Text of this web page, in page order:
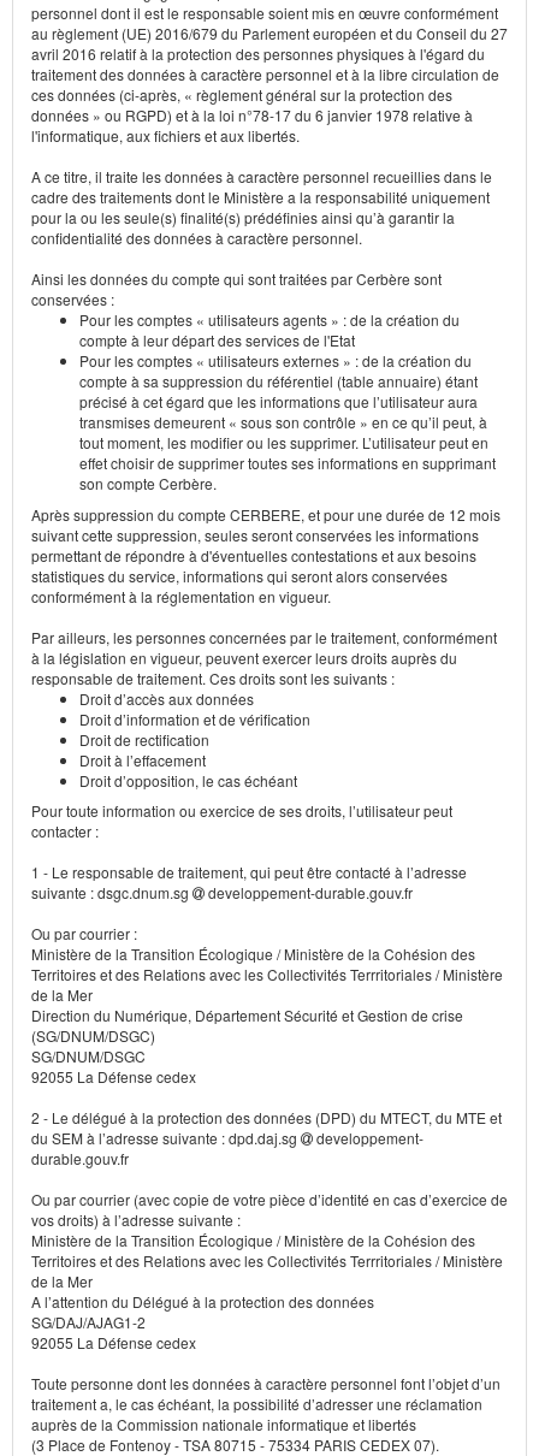
personnel dont il est le responsable soient mis en œuvre conformément
au règlement (UE) 2016/679 du Parlement européen et du Conseil du 27
avril 2016 relatif à la protection des personnes physiques à l'égard du
traitement des données à caractère personnel et à la libre circulation de
ces données (ci-après, « règlement général sur la protection des
données » ou RGPD) et à la loi n°78-17 du 6 janvier 1978 relative à
l'informatique, aux fichiers et aux libertés.
A ce titre, il traite les données à caractère personnel recueillies dans le
cadre des traitements dont le Ministère a la responsabilité uniquement
pour la ou les seule(s) finalité(s) prédéfinies ainsi qu’à garantir la
confidentialité des données à caractère personnel.
Ainsi les données du compte qui sont traitées par Cerbère sont
conservées :
Pour les comptes « utilisateurs agents » : de la création du
compte à leur départ des services de l'Etat
Pour les comptes « utilisateurs externes » : de la création du
compte à sa suppression du référentiel (table annuaire) étant
précisé à cet égard que les informations que l’utilisateur aura
transmises demeurent « sous son contrôle » en ce qu’il peut, à
tout moment, les modifier ou les supprimer. L’utilisateur peut en
effet choisir de supprimer toutes ses informations en supprimant
son compte Cerbère.
Après suppression du compte CERBERE, et pour une durée de 12 mois
suivant cette suppression, seules seront conservées les informations
permettant de répondre à d'éventuelles contestations et aux besoins
statistiques du service, informations qui seront alors conservées
conformément à la réglementation en vigueur.
Par ailleurs, les personnes concernées par le traitement, conformément
à la législation en vigueur, peuvent exercer leurs droits auprès du
responsable de traitement. Ces droits sont les suivants :
Droit d’accès aux données
Droit d’information et de vérification
Droit de rectification
Droit à l’effacement
Droit d’opposition, le cas échéant
Pour toute information ou exercice de ses droits, l’utilisateur peut
contacter :
1 - Le responsable de traitement, qui peut être contacté à l’adresse
suivante : dsgc.dnum.sg
developpement-durable.gouv.fr
Ou par courrier :
Ministère de la Transition Écologique / Ministère de la Cohésion des
Territoires et des Relations avec les Collectivités Terrritoriales / Ministère
de la Mer
Direction du Numérique, Département Sécurité et Gestion de crise
(SG/DNUM/DSGC)
SG/DNUM/DSGC
92055 La Défense cedex
2 - Le délégué à la protection des données (DPD) du MTECT, du MTE et
du SEM à l’adresse suivante : dpd.daj.sg
developpement-
durable.gouv.fr
Ou par courrier (avec copie de votre pièce d’identité en cas d’exercice de
vos droits) à l’adresse suivante :
Ministère de la Transition Écologique / Ministère de la Cohésion des
Territoires et des Relations avec les Collectivités Terrritoriales / Ministère
de la Mer
A l’attention du Délégué à la protection des données
SG/DAJ/AJAG1-2
92055 La Défense cedex
Toute personne dont les données à caractère personnel font l’objet d’un
traitement a, le cas échéant, la possibilité d’adresser une réclamation
auprès de la Commission nationale informatique et libertés
(3 Place de Fontenoy - TSA 80715 - 75334 PARIS CEDEX 07).